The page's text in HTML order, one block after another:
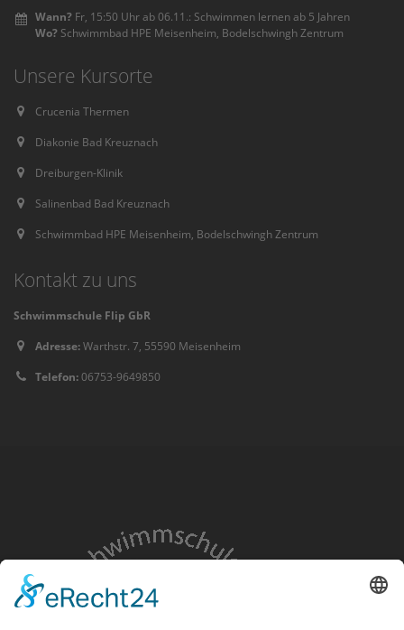
Wann? Fr, 15:50 Uhr ab 06.11.: Schwimmen lernen ab 5 Jahren
Wo? Schwimmbad HPE Meisenheim, Bodelschwingh Zentrum
Unsere Kursorte
Crucenia Thermen
Diakonie Bad Kreuznach
Dreiburgen-Klinik
Salinenbad Bad Kreuznach
Schwimmbad HPE Meisenheim, Bodelschwingh Zentrum
Kontakt zu uns
Schwimmschule Flip GbR
Adresse:Warthstr. 7, 55590 Meisenheim
Telefon:06753-9649850